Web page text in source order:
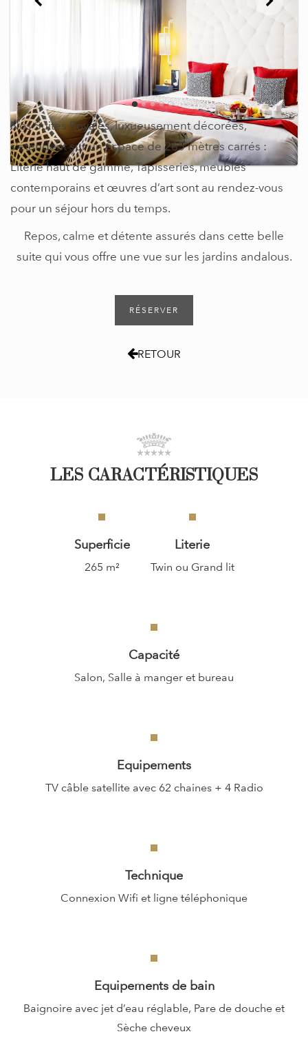
Nos Suites Royales, luxueusement décorées,
s’étendent sur un espace de 265 mètres carrés :
Literie haut de gamme, Tapisseries, meubles
contemporains et œuvres d’art sont au rendez-vous
pour un séjour hors du temps.
Repos, calme et détente assurés dans cette belle
suite qui vous offre une vue sur les jardins andalous.
RÉSERVER
RETOUR
LES CARACTÉRISTIQUES
Superficie
265 m²
Literie
Twin ou Grand lit
Capacité
Salon, Salle à manger et bureau
Equipements
TV câble satellite avec 62 chaines + 4 Radio
Technique
Connexion Wifi et ligne téléphonique
Equipements de bain
Baignoire avec jet d’eau réglable, Pare de douche et
Sèche cheveux